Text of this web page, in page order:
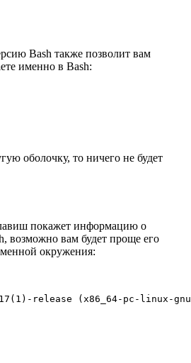
Bash также позволит вам
именно в Bash:
оболочку, то ничего не будет
покажет информацию о
возможно вам будет проще его
окружения:
release (x86_64-pc-linux-